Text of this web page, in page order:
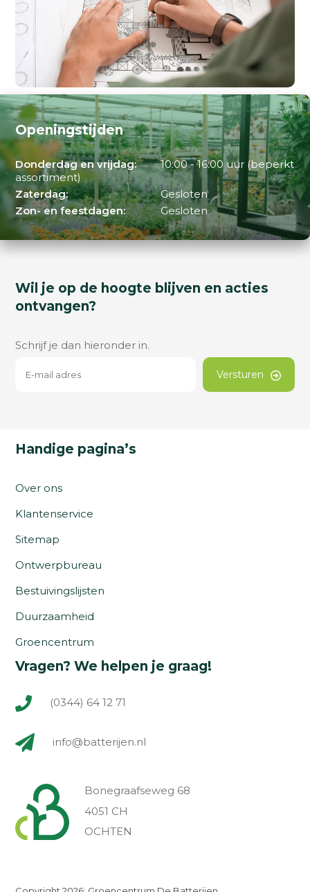
Openingstijden
Donderdag en vrijdag:
10:00 - 16:00 uur (beperkt
assortiment)
Zaterdag:
Gesloten
Zon- en feestdagen:
Gesloten
Wil je op de hoogte blijven en acties
ontvangen?
Schrijf je dan hieronder in.
Versturen
Handige pagina’s
Over ons
Klantenservice
Sitemap
Ontwerpbureau
Bestuivingslijsten
Duurzaamheid
Groencentrum
Vragen? We helpen je graag!
(0344) 64 12 71
info@batterijen.nl
Bonegraafseweg 68
4051 CH
OCHTEN